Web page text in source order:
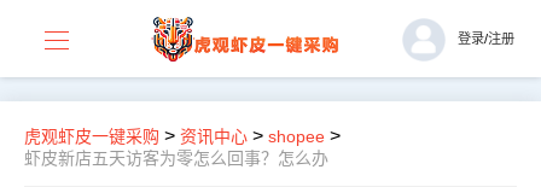
登录/注册
虎观虾皮一键采购 > 资讯中心 > shopee >
虾皮新店五天访客为零怎么回事？怎么办